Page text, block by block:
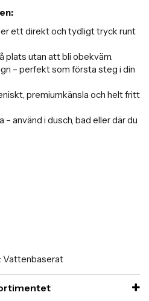
ett direkt och tydligt tryck runt
plats utan att bli obekväm.
– perfekt som första steg i din
premiumkänsla och helt fritt
använd i dusch, bad eller där du
Vattenbaserat